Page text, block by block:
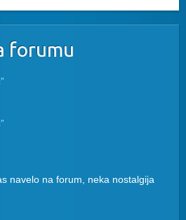
forumu
navelo na forum, neka nostalgija